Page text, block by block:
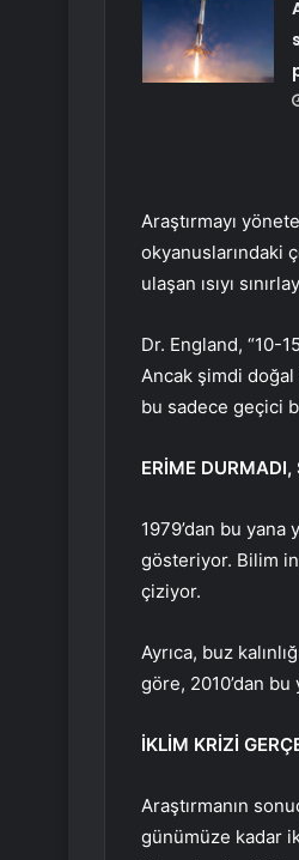
Araştırmayı
okyanuslarındaki
ulaşan ısıyı
Dr. England, “10-
Ancak şimdi doğal
bu sadece geçici
ERİME
1979’dan bu yana
gösteriyor. Bilim
çiziyor.
Ayrıca, buz
göre, 2010’dan bu
İKLİM KRİZİ
Araştırmanın
günümüze kadar